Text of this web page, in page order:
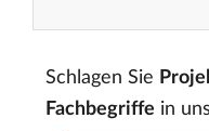
Schlagen Sie
Fachbegriffe in